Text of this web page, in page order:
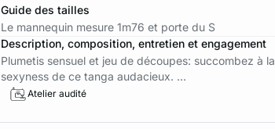
Guide des tailles
Le mannequin mesure 1m76 et porte du S
Description, composition, entretien et engagement
Plumetis sensuel et jeu de découpes: succombez à la
sexyness de ce tanga audacieux. ...
Atelier audité